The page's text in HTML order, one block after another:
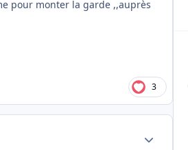
pour monter la garde ,,auprès
3
Author